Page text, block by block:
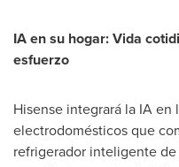
IA en su hogar: Vida
esfuerzo
Hisense integrará la IA en
electrodomésticos que
refrigerador inteligente